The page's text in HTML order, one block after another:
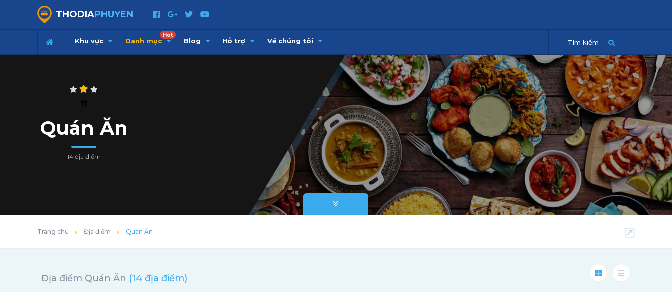
THODIAPHUYEN
Tìm kiếm
Khu vực Danh mục
Hot
Blog Hỗ trợ Về chúng tôi
Quán Ăn
14 địa điểm
Trang chủ Địa điểm Quán Ăn
Địa điểm Quán Ăn (14 địa điểm)